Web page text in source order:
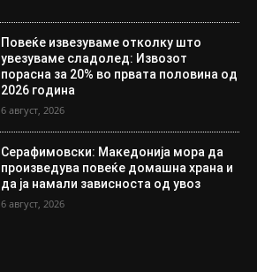
Повеќе извезуваме отколку што
увезуваме сладолед: Извозот
порасна за 20% во првата половина од
2026 година
6 август, 2026
Серафимовски: Македонија мора да
произведува повеќе домашна храна и
да ја намали зависноста од увоз
6 август, 2026